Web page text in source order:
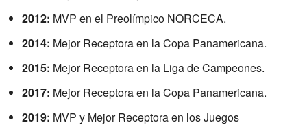
2012: MVP en el Preolímpico NORCECA.
2014: Mejor Receptora en la Copa Panamericana.
2015: Mejor Receptora en la Liga de Campeones.
2017: Mejor Receptora en la Copa Panamericana.
2019: MVP y Mejor Receptora en los Juegos